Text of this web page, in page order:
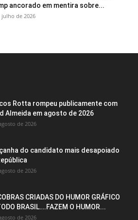
ancorado em mentira sobre...
julho de 2026
Rotta rompeu publicamente com
Almeida em agosto de 2026
de 2026
do candidato mais desapoiado
de 2026
CRIADAS DO HUMOR GRÁFICO
BRASIL….FAZEM O HUMOR...
de 2026